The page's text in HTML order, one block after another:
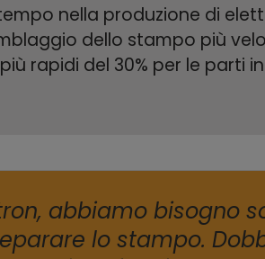
nella produzione di
dello stampo più
rapidi del 30% per le parti
abbiamo bisogno
lo stampo.